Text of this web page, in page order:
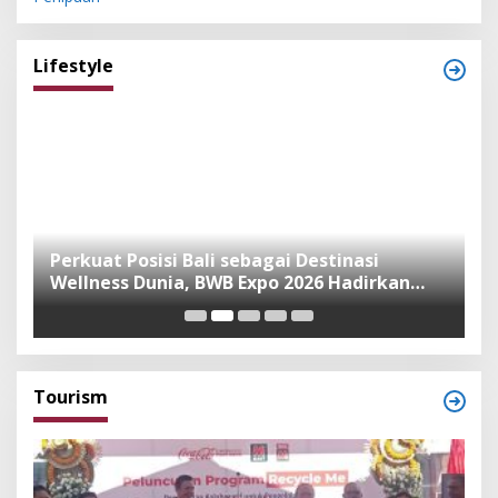
Lifestyle
Perkuat Posisi Bali sebagai Destinasi
Wellness Dunia, BWB Expo 2026 Hadirkan
Exhibitor Nasional dan Global
Tourism